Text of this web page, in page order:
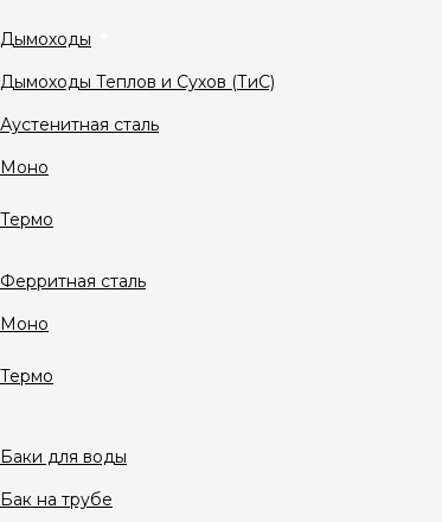
Дымоходы
Дымоходы Теплов и Сухов (ТиС)
Аустенитная сталь
Моно
Термо
Ферритная сталь
Моно
Термо
Баки для воды
Бак на трубе